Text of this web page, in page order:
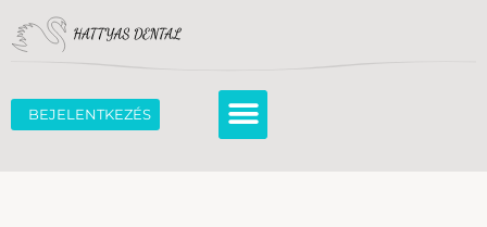
BEJELENTKEZÉS